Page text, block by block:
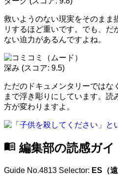
救いようのない現実をそのまま
リするほど重いです。でも、だ
ない迫力があるんですよね。
深み (スコア: 9.5)
ただのドキュメンタリーではな
まで浮き彫りにしています。読
方が変わりますよ。
menu_book 編集部の読感ガイ
Guide No.4813 Selector: ES（遠